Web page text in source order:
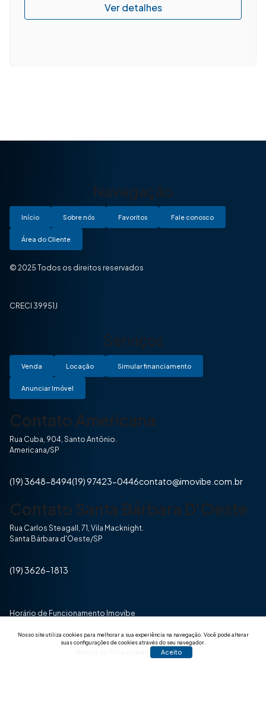
Nosso site utiliza cookies para melhorar a sua experiência na navegação. Você pode alterar
suas configurações de cookies através do seu navegador.
Aceito
Navegação
Início Sobre nós Favoritos Fale conosco
Área do Cliente
© 2025 Todos os direitos reservados
CRECI 39951J
Serviços
Venda Locação Simular financiamento
Anunciar Imóvel
Contato Americana
Rua Cuba, 904, Santo Antônio.
Americana/SP
(19) 3648-8494(19) 97423-0446contato@imovibe.com.br
Contato Santa Bárbara D'Oeste
Rua Carlos Steagall, 71, Vila Macknight.
Santa Bárbara d'Oeste/SP
(19) 3626-1813
Horário de Funcionamento Imovibe
Seg a Sexta das 8hrs às 17h30min